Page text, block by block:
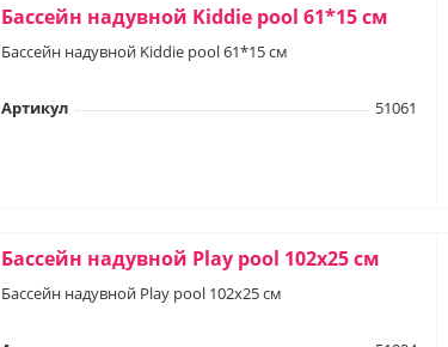
Бассейн надувной Kiddie pool 61*15 см
Бассейн надувной Kiddie pool 61*15 см
Артикул 51061
Бассейн надувной Play pool 102х25 см
Бассейн надувной Play pool 102х25 см